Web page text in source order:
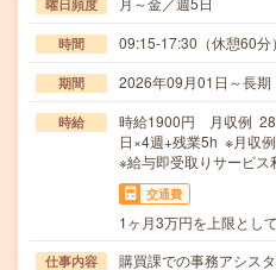
曜日頻度
時間 09:15-17:30（休憩60分
期間 2026年09月01日～長
時給
時給1900円 月収例 28
日×4週+残業5h ※月収
※給与即受取りサービス
交通費
1ヶ月3万円を上限とし
仕事内容
購買課での事務アシス